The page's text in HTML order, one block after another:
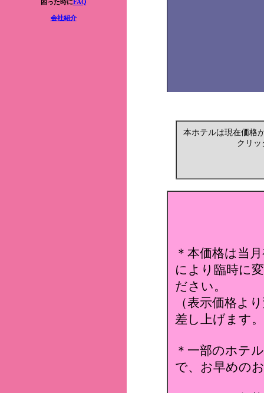
困った時にFAQ
会社紹介
本ホテルは現在価格
クリッ
＊本価格は当
により臨時に
ださい。
（表示価格よ
差し上げます
＊一部のホテ
で、お早めの